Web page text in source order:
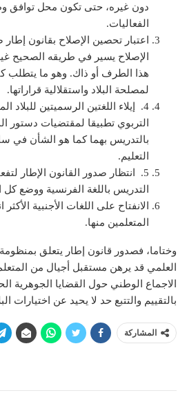
دون غيره، حتى تكون محل توافق
الفعاليات.
اعتبار تحصين الإصلاح بقانون
الإصلاح يسير في طريقه الصحيح
هذا الطرف أو ذاك. وهو ما يتطلب
لمصلحة البلاد واستقلالية قراراتها.
4. إيلاء اللغتين الرسميتين للبلاد
بالتدريس بهما كما هو الشأن في
التعليم.
5. انتظار صدور القانون الإطار
التدريس باللغة الفرنسية ووضع كل
الانفتاح على اللغات الأجنبية
المتعلمين منها.
وختاما، فصدور قانون إطار يتعلق بمنظومة
العلمي قد يرهن مستقبل أجيال من
الاجماع الوطني حول القضايا الجوهرية
بالتقييم والتتبع حد لا يحيد عن اختيارات
المشاركة